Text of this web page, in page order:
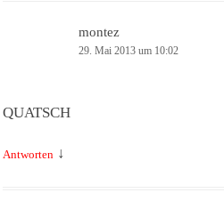
montez
29. Mai 2013 um 10:02
QUATSCH
Antworten ↓